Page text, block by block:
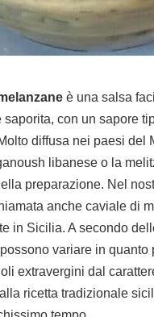
è una salsa
saporita, con un sapore
diffusa nei paesi del
libanese o la
preparazione. Nel
anche caviale di
in Sicilia. A secondo
variare in
extravergini dal
ricetta tradizionale